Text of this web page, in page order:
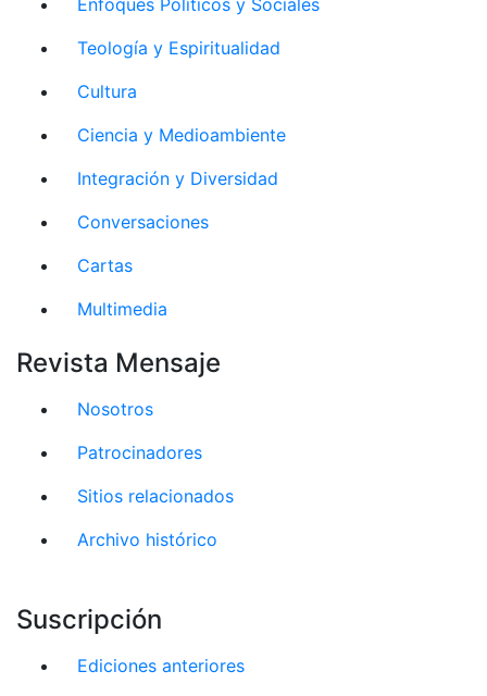
Teología y Espiritualidad
Cultura
Ciencia y Medioambiente
Integración y Diversidad
Conversaciones
Cartas
Multimedia
Revista Mensaje
Nosotros
Patrocinadores
Sitios relacionados
Archivo histórico
Suscripción
Ediciones anteriores